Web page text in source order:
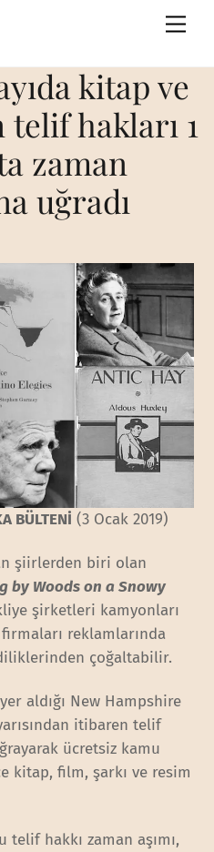
kitap ve
hakları 1
zaman
uğradı
BÜLTENİ (3 Ocak 2019)
şiirlerden biri olan
by Woods on a Snowy
şirketleri kamyonları
reklamlarında
çoğaltabilir.
aldığı New Hampshire
itibaren telif
ücretsiz kamu
kitap, film, şarkı ve resim
hakkı zaman aşımı,